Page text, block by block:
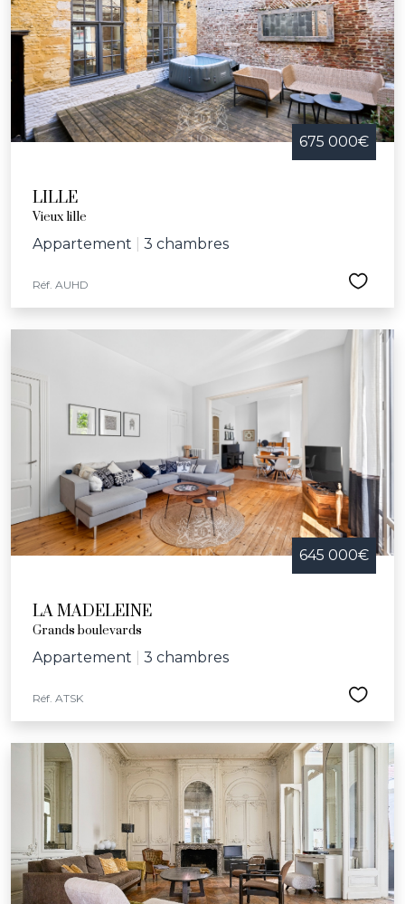
675 000€
LILLE
Vieux lille
Appartement 3 chambres
Réf. AUHD
645 000€
LA MADELEINE
Grands boulevards
Appartement 3 chambres
Réf. ATSK